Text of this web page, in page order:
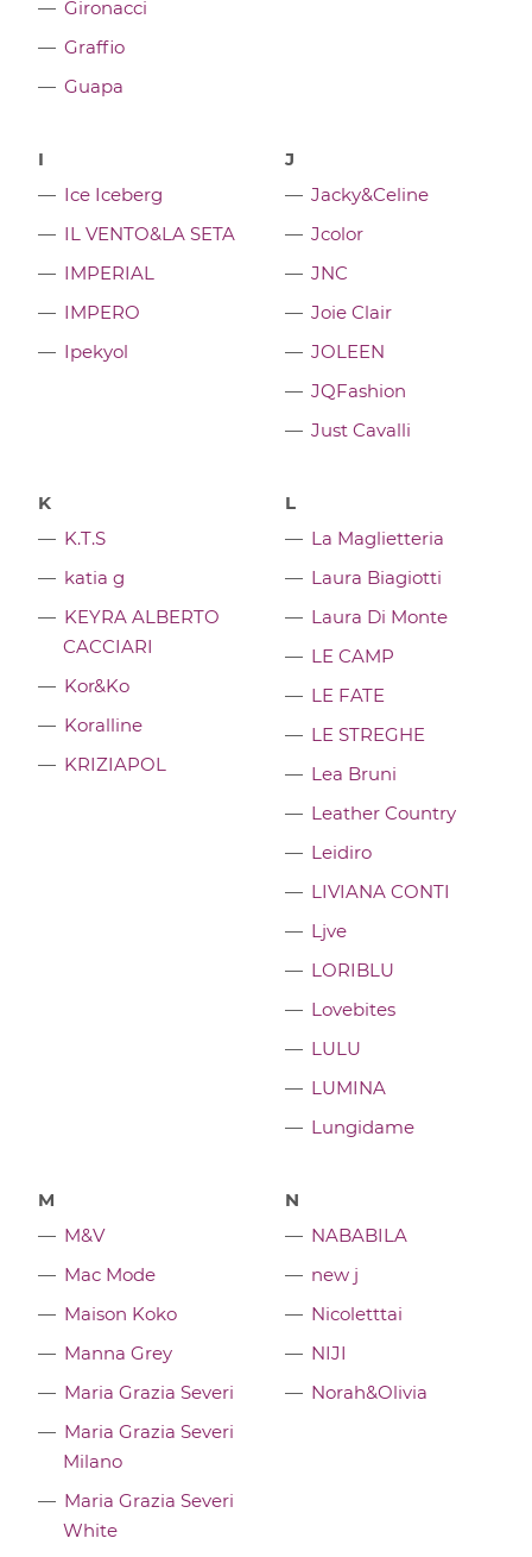
Gironacci
Graffio
Guapa
I
Ice Iceberg
IL VENTO&LA SETA
IMPERIAL
IMPERO
Ipekyol
J
Jacky&Celine
Jcolor
JNC
Joie Clair
JOLEEN
JQFashion
Just Cavalli
K
K.T.S
katia g
KEYRA ALBERTO
CACCIARI
Kor&Ko
Koralline
KRIZIAPOL
L
La Maglietteria
Laura Biagiotti
Laura Di Monte
LE CAMP
LE FATE
LE STREGHE
Lea Bruni
Leather Country
Leidiro
LIVIANA CONTI
Ljve
LORIBLU
Lovebites
LULU
LUMINA
Lungidame
M
M&V
Mac Mode
Maison Koko
Manna Grey
Maria Grazia Severi
Maria Grazia Severi
Milano
Maria Grazia Severi
White
N
NABABILA
new j
Nicoletttai
NIJI
Norah&Olivia